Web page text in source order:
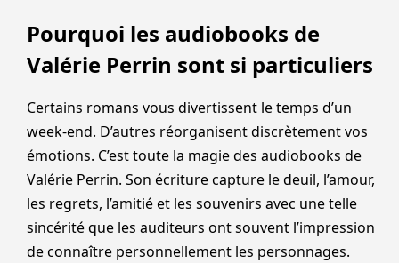
Pourquoi les audiobooks de
Valérie Perrin sont si particuliers
Certains romans vous divertissent le temps d’un
week-end. D’autres réorganisent discrètement vos
émotions. C’est toute la magie des audiobooks de
Valérie Perrin. Son écriture capture le deuil, l’amour,
les regrets, l’amitié et les souvenirs avec une telle
sincérité que les auditeurs ont souvent l’impression
de connaître personnellement les personnages.